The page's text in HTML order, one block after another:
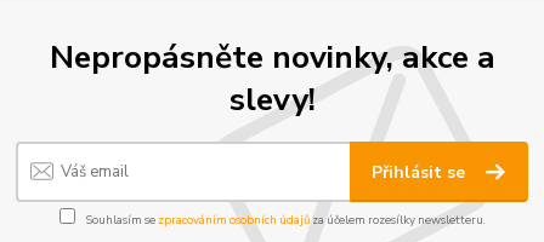
Nepropásněte novinky, akce a
slevy!
Přihlásit se
Souhlasím se zpracováním osobních údajůza účelem rozesílky newsletteru.